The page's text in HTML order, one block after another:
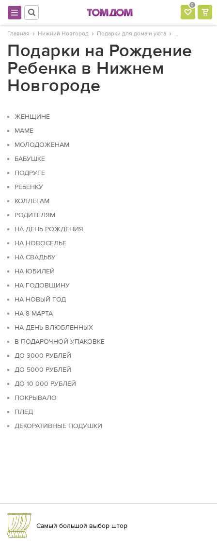
0
Главная Нижний Новгород Подарки для дома и уюта
Подарки на Рождение
Ребенка в Нижнем
Новгороде
ЖЕНЩИНЕ
МАМЕ
МОЛОДОЖЕНАМ
БАБУШКЕ
ПОДРУГЕ
РЕБЕНКУ
КОЛЛЕГАМ
РОДИТЕЛЯМ
НА ДЕНЬ РОЖДЕНИЯ
НА НОВОСЕЛЬЕ
НА СВАДЬБУ
НА ЮБИЛЕЙ
НА ГОДОВЩИНУ
НА НОВЫЙ ГОД
НА 8 МАРТА
НА ДЕНЬ ВЛЮБЛЕННЫХ
В ПОДАРОЧНОЙ УПАКОВКЕ
ДО 3000 РУБЛЕЙ
ДО 5000 РУБЛЕЙ
ДО 10 000 РУБЛЕЙ
ПОКРЫВАЛО
ПЛЕД
ДЕКОРАТИВНЫЕ ПОДУШКИ
Самый большой выбор штор